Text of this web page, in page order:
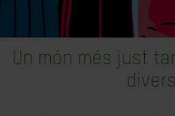
Un món més just